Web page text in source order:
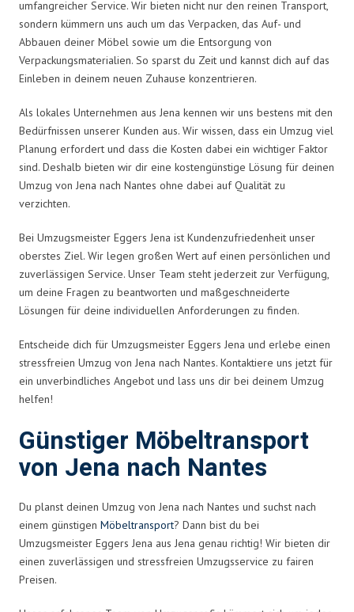
umfangreicher Service. Wir bieten nicht nur den reinen Transport,
sondern kümmern uns auch um das Verpacken, das Auf- und
Abbauen deiner Möbel sowie um die Entsorgung von
Verpackungsmaterialien. So sparst du Zeit und kannst dich auf das
Einleben in deinem neuen Zuhause konzentrieren.
Als lokales Unternehmen aus Jena kennen wir uns bestens mit den
Bedürfnissen unserer Kunden aus. Wir wissen, dass ein Umzug viel
Planung erfordert und dass die Kosten dabei ein wichtiger Faktor
sind. Deshalb bieten wir dir eine kostengünstige Lösung für deinen
Umzug von Jena nach Nantes ohne dabei auf Qualität zu
verzichten.
Bei Umzugsmeister Eggers Jena ist Kundenzufriedenheit unser
oberstes Ziel. Wir legen großen Wert auf einen persönlichen und
zuverlässigen Service. Unser Team steht jederzeit zur Verfügung,
um deine Fragen zu beantworten und maßgeschneiderte
Lösungen für deine individuellen Anforderungen zu finden.
Entscheide dich für Umzugsmeister Eggers Jena und erlebe einen
stressfreien Umzug von Jena nach Nantes. Kontaktiere uns jetzt für
ein unverbindliches Angebot und lass uns dir bei deinem Umzug
helfen!
Günstiger Möbeltransport
von Jena nach Nantes
Du planst deinen Umzug von Jena nach Nantes und suchst nach
einem günstigen Möbeltransport? Dann bist du bei
Umzugsmeister Eggers Jena aus Jena genau richtig! Wir bieten dir
einen zuverlässigen und stressfreien Umzugsservice zu fairen
Preisen.